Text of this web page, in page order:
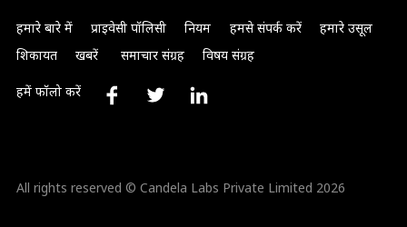
हमारे बारे में प्राइवेसी पॉलिसी नियम हमसे संपर्क करें
हमारे उसूल
शिकायत
खबरें समाचार संग्रह विषय संग्रह
हमें फॉलो करें
All rights reserved © Candela Labs Private Limited 2026